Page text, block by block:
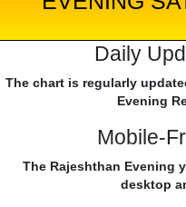
Daily
The chart is regularly
Evening
Mobile-
The Rajeshthan Evening
desktop